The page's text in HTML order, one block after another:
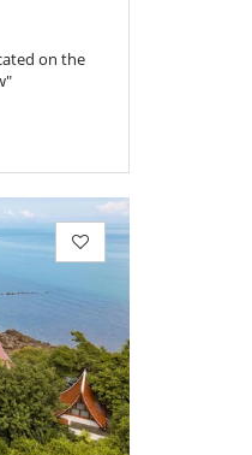
on the